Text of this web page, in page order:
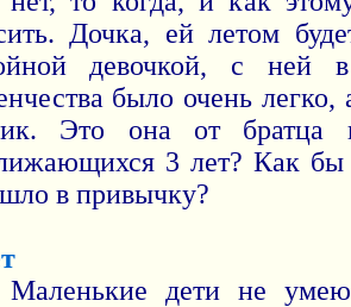
Дочка, ей летом
девочкой, с ней
было очень легко,
Это она от братца
3 лет? Как бы
в привычку?
дети не